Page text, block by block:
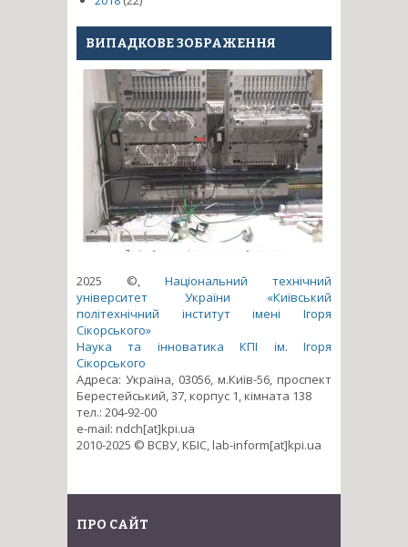
ВИПАДКОВЕ ЗОБРАЖЕННЯ
2025 ©, Національний технічний
університет України «Київський
політехнічний інститут імені Ігоря
Сікорського»
Наука та інноватика КПІ ім. Ігоря
Сікорського
Адреса: Україна, 03056, м.Київ-56, проспект
Берестейський, 37, корпус 1, кімната 138
тел.: 204-92-00
e-mail: ndch[at]kpi.ua
2010-2025 © ВСВУ, КБІС, lab-inform[at]kpi.ua
ПРО САЙТ